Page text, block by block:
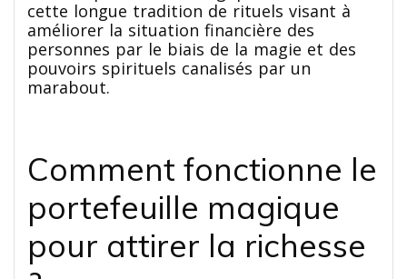
cette longue tradition de rituels visant à
améliorer la situation financière des
personnes par le biais de la magie et des
pouvoirs spirituels canalisés par un
marabout.
Comment fonctionne le
portefeuille magique
pour attirer la richesse